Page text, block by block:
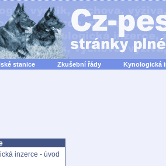
stanice Zkušební řády Kynologická
inzerce - úvod